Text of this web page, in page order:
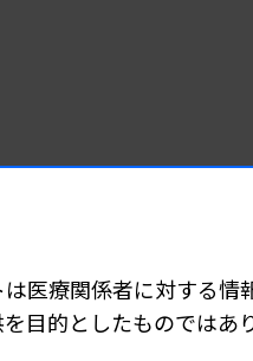
、同社が便中の腸内細
する定量PCR測定系を開
託する。検査結果リポ
できる。
医療関係者に対する情
目的としたものではあ